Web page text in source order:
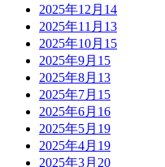
2025年12月 14
2025年11月 13
2025年10月 15
2025年9月 15
2025年8月 13
2025年7月 15
2025年6月 16
2025年5月 19
2025年4月 19
2025年3月 20